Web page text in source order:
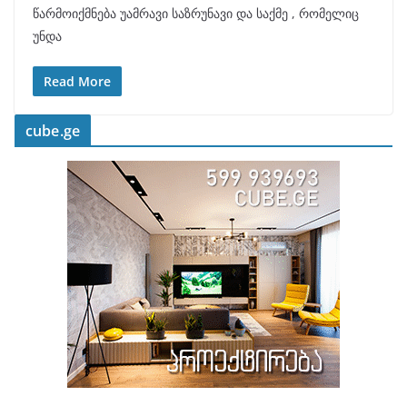
წარმოიქმნება უამრავი საზრუნავი და საქმე , რომელიც
უნდა
Read More
cube.ge